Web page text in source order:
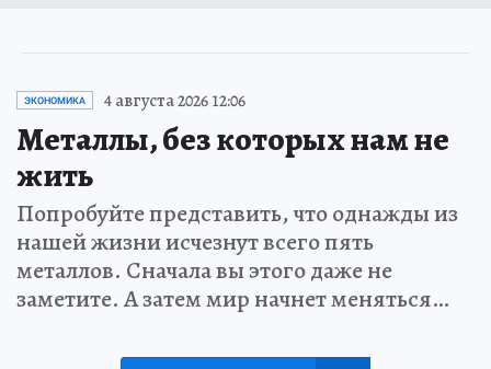
ЭКОНОМИКА 4 августа 2026 12:06
Металлы, без которых нам не
жить
Попробуйте представить, что однажды из
нашей жизни исчезнут всего пять
металлов. Сначала вы этого даже не
заметите. А затем мир начнет меняться…